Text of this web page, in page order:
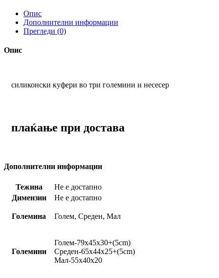
Опис
Дополнителни информации
Прегледи (0)
Опис
силиконски куфери во три големини и несесер
плаќање при достава
Дополнителни информации
Тежина
Не е достапно
Димензии
Не е достапно
Големина Голем, Среден, Мал
Големини
Голем-79х45х30+(5cm)
Среден-65х44х25+(5cm)
Мал-55х40х20